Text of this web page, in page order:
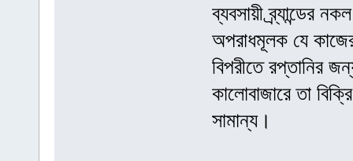
ব্যবসায়ী ব্র্যান্ডের
অপরাধমূলক যে কাজের
বিপরীতে রপ্তানির
কালোবাজারে তা
সামান্য।